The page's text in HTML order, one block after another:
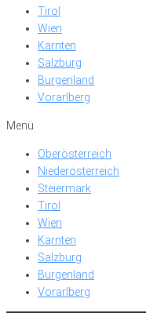
Tirol
Wien
Kärnten
Salzburg
Burgenland
Vorarlberg
Menü
Oberösterreich
Niederösterreich
Steiermark
Tirol
Wien
Kärnten
Salzburg
Burgenland
Vorarlberg